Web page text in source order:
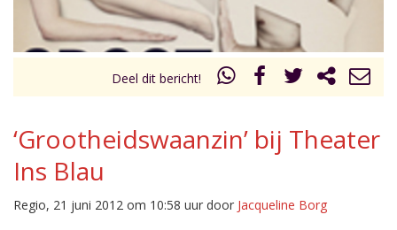
Deel dit bericht!
‘Grootheidswaanzin’ bij Theater
Ins Blau
Regio, 21 juni 2012 om 10:58 uur door Jacqueline Borg